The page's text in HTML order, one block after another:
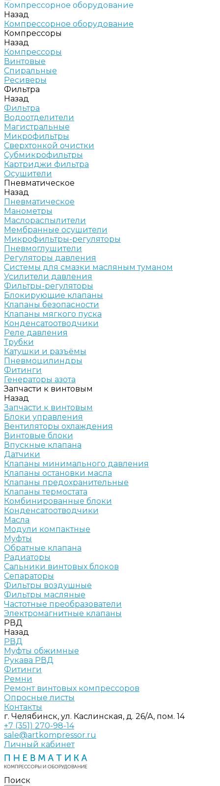
Компрессорное оборудование
Назад
Компрессорное оборудование
Компрессоры
Назад
Компрессоры
Винтовые
Спиральные
Ресиверы
Фильтра
Назад
Фильтра
Водоотделители
Магистральные
Микрофильтры
Сверхтонкой очистки
Субмикрофильтры
Картриджи фильтра
Осушители
Пневматическое
Назад
Пневматическое
Манометры
Маслораспылители
Мембранные осушители
Микрофильтры-регуляторы
Пневмоглушители
Регуляторы давления
Системы для смазки масляным туманом
Усилители давления
Фильтры-регуляторы
Блокирующие клапаны
Клапаны безопасности
Клапаны мягкого пуска
Конденсатоотводчики
Реле давления
Трубки
Катушки и разъёмы
Пневмоцилиндры
Фитинги
Генераторы азота
Запчасти к винтовым
Назад
Запчасти к винтовым
Блоки управления
Вентиляторы охлаждения
Винтовые блоки
Впускные клапана
Датчики
Клапаны минимального давления
Клапаны остановки масла
Клапаны предохранительные
Клапаны термостата
Комбинированные блоки
Конденсатоотводчики
Масла
Модули компактные
Муфты
Обратные клапана
Радиаторы
Сальники винтовых блоков
Сепараторы
Фильтры воздушные
Фильтры масляные
Частотные преобразователи
Электромагнитные клапаны
РВД
Назад
РВД
Муфты обжимные
Рукава РВД
Фитинги
Ремни
Ремонт винтовых компрессоров
Опросные листы
Контакты
г. Челябинск, ул. Каслинская, д. 26/А, пом. 14
+7 (351) 270-98-14
sale@artkompressor.ru
Личный кабинет
Поиск